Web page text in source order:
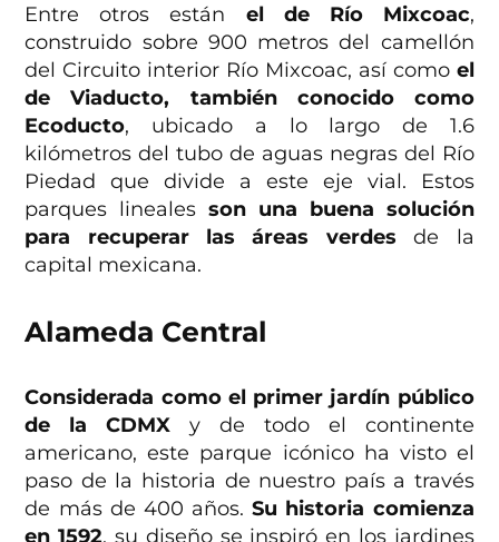
Entre otros están el de Río Mixcoac,
construido sobre 900 metros del camellón
del Circuito interior Río Mixcoac, así como el
de Viaducto, también conocido como
Ecoducto, ubicado a lo largo de 1.6
kilómetros del tubo de aguas negras del Río
Piedad que divide a este eje vial. Estos
parques linealesson una buena solución
para recuperar las áreas verdes de la
capital mexicana.
Alameda Central
Considerada como el primer jardín público
de la CDMX y de todo el continente
americano, este parque icónico ha visto el
paso de la historia de nuestro país a través
de más de 400 años.Su historia comienza
en 1592, su diseño se inspiró en los jardines